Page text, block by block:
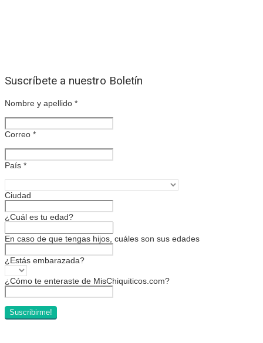
Suscríbete a nuestro Boletín
Nombre y apellido *
Correo *
País *
Ciudad
¿Cuál es tu edad?
En caso de que tengas hijos, cuáles son sus edades
¿Estás embarazada?
¿Cómo te enteraste de MisChiquiticos.com?